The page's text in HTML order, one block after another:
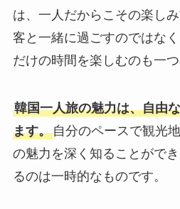
は、一人だからこその楽し
客と一緒に過ごすのではな
だけの時間を楽しむのも一つ
韓国一人旅の魅力は、自由
ます。自分のペースで観光
の魅力を深く知ることがで
るのは一時的なものです。